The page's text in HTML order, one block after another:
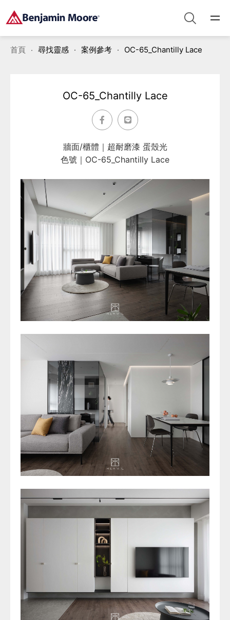
首頁 尋找靈感 案例參考 OC-65_Chantilly Lace
OC-65_Chantilly Lace
牆面/櫃體｜超耐磨漆 蛋殼光
色號｜OC-65_Chantilly Lace